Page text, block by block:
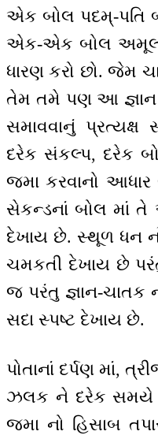
એક બોલ પદમ્-પતિ
એક-એક બોલ
ધારણ કરો છો. જેમ
તેમ તમે પણ આ જ્ઞાન
સમાવવાનું
દરેક સંકલ્પ, દરેક
જમા કરવાનો
સેકન્ડનાં બોલ માં તે
દેખાય છે. સ્થૂળ ધન
ચમકતી દેખાય છે
જ પરંતુ જ્ઞાન-ચાતક
સદા સ્પષ્ટ દેખાય છે.
પોતાનાં દર્પણ માં,
ઝલક ને દરેક સમયે
જમા નો હિસાબ